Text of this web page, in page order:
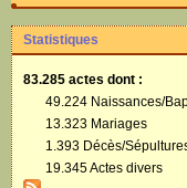
Statistiques
83.285 actes dont :
49.224 Naissances/
13.323 Mariages
1.393 Décès/
19.345 Actes divers